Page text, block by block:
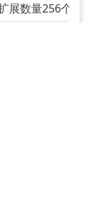
展数量256个